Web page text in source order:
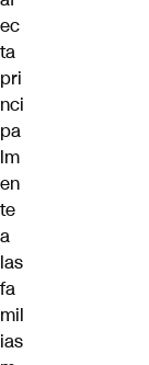
ec
ta
pri
nci
pa
lm
en
te
a
las
fa
mil
ias